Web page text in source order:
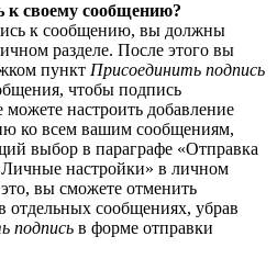
к своему сообщению?
к сообщению, вы должны
разделе. После этого вы
пункт Присоединить подпись
чтобы подпись
настроить добавление
ко всем вашим сообщениям,
выбор в параграфе «Отправка
настройки» в личном
вы сможете отменить
отдельных сообщениях, убрав
подпись в форме отправки